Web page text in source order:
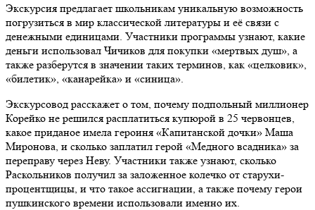
Экскурсия предлагает школьникам уникальную возможность
погрузиться в мир классической литературы и её связи с
денежными единицами. Участники программы узнают, какие
деньги использовал Чичиков для покупки «мертвых душ», а
также разберутся в значении таких терминов, как «целковик»,
«билетик», «канарейка» и «синица».
Экскурсовод расскажет о том, почему подпольный миллионер
Корейко не решился расплатиться купюрой в 25 червонцев,
какое приданое имела героиня «Капитанской дочки» Маша
Миронова, и сколько заплатил герой «Медного всадника» за
переправу через Неву. Участники также узнают, сколько
Раскольников получил за заложенное колечко от старухи-
процентщицы, и что такое ассигнации, а также почему герои
пушкинского времени использовали именно их.